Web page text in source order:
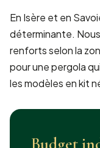
En Isère et en
déterminante.
renforts selon la
pour une pergola
les modèles en kit